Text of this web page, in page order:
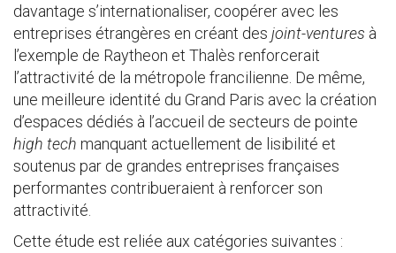
davantage s’internationaliser, coopérer avec les
entreprises étrangères en créant des joint-ventures à
l’exemple de Raytheon et Thalès renforcerait
l’attractivité de la métropole francilienne. De même,
une meilleure identité du Grand Paris avec la création
d’espaces dédiés à l’accueil de secteurs de pointe
high tech manquant actuellement de lisibilité et
soutenus par de grandes entreprises françaises
performantes contribueraient à renforcer son
attractivité.
Cette étude est reliée aux catégories suivantes :